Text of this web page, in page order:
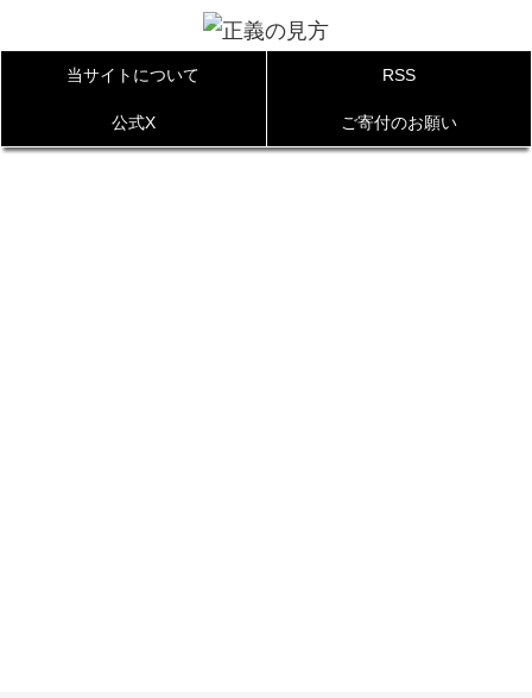
当サイトについて RSS
公式X ご寄付のお願い